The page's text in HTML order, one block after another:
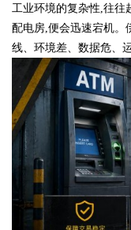
工业环境的复杂性,往往
配电房,便会迅速宕机。
线、环境差、数据危、